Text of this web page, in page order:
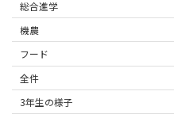
総合進学
機農
フード
全件
3年生の様子